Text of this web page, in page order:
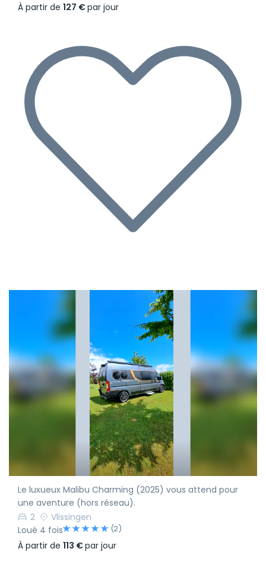
À partir de 127 €par jour
Le luxueux Malibu Charming (2025) vous attend pour
une aventure (hors réseau).
2
Vlissingen
Loué 4 fois
(2)
À partir de 113 €par jour